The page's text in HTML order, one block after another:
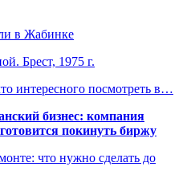
в Жабинке
Брест, 1975 г.
интересного посмотреть в…
бизнес: компания
покинуть биржу
что нужно сделать до